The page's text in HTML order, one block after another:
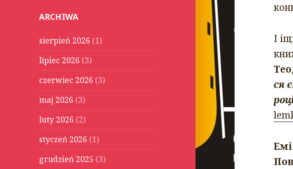
j
ARCHIWA
sierpień 2026 (1)
lipiec 2026 (3)
czerwiec 2026 (3)
maj 2026 (3)
luty 2026 (2)
styczeń 2026 (1)
grudzień 2025 (3)
І
ся